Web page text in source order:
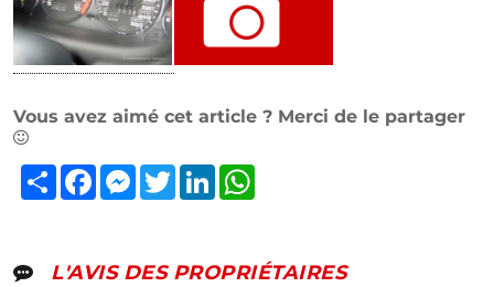
Vous avez aimé cet article ? Merci de le partager
PartagerFacebookMessenger
TwitterLinkedIn
L'AVIS DES PROPRIÉTAIRES